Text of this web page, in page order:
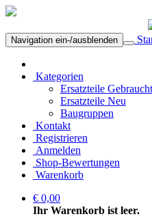
Navigation ein-/ausblenden
Kategorien
Ersatzteile Gebraucht
Ersatzteile Neu
Baugruppen
Kontakt
Registrieren
Anmelden
Shop-Bewertungen
Warenkorb
€ 0,00
Ihr Warenkorb ist leer.